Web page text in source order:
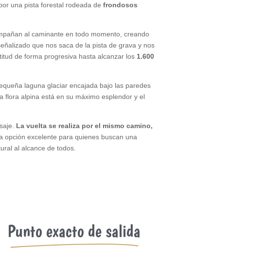
una pista forestal rodeada de frondosos
al caminante en todo momento, creando
que nos saca de la pista de grava y nos
de forma progresiva hasta alcanzar los 1.600
laguna glaciar encajada bajo las paredes
flora alpina está en su máximo esplendor y el
La vuelta se realiza por el mismo camino,
opción excelente para quienes buscan una
al alcance de todos.
Punto exacto de salida